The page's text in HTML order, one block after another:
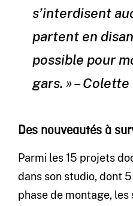
s’interdisent
partent en
possible pour
gars. » –
Des nouveautés à
Parmi les 15 projets
dans son studio, dont
phase de montage,